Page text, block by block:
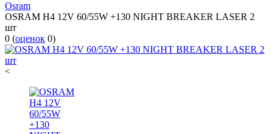
Osram
OSRAM H4 12V 60/55W +130 NIGHT BREAKER LASER 2
шт
0 (оценок 0)
<